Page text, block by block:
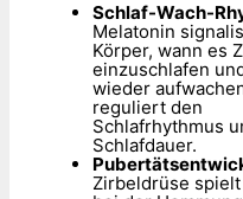
Schlaf-Wach-
Melatonin
Körper, wann es
einzuschlafen
wieder
reguliert den
Schlafrhythmus
Schlafdauer.
Zirbeldrüse